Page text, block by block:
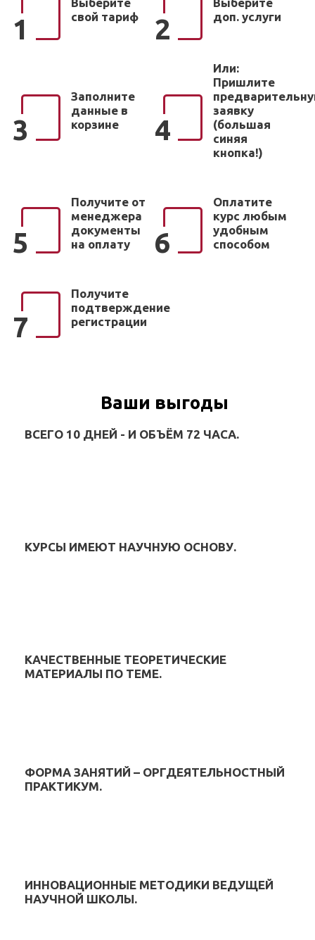
1
свой тариф
2
доп. услуги
3
Заполните
данные в
корзине
4
Или:
Пришлите
заявку
(большая
синяя
кнопка!)
5
Получите от
менеджера
документы
на оплату
6
Оплатите
курс любым
удобным
способом
7
Получите
подтверждение
регистрации
Ваши выгоды
ВСЕГО 10 ДНЕЙ - И ОБЪЁМ 72 ЧАСА.
КУРСЫ ИМЕЮТ НАУЧНУЮ ОСНОВУ.
КАЧЕСТВЕННЫЕ ТЕОРЕТИЧЕСКИЕ
МАТЕРИАЛЫ ПО ТЕМЕ.
ФОРМА ЗАНЯТИЙ – ОРГДЕЯТЕЛЬНОСТНЫЙ
ПРАКТИКУМ.
ИННОВАЦИОННЫЕ МЕТОДИКИ ВЕДУЩЕЙ
НАУЧНОЙ ШКОЛЫ.